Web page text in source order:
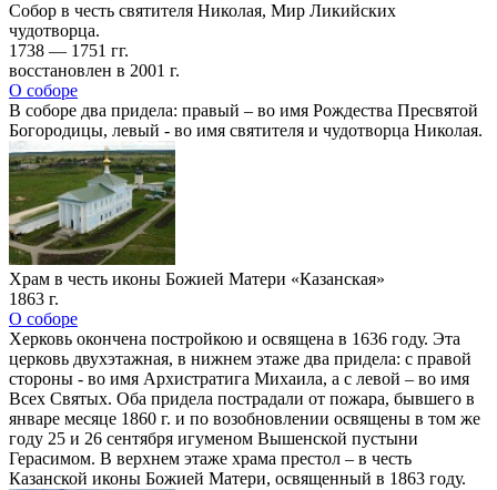
Собор в честь святителя Николая, Мир Ликийских
чудотворца.
1738 — 1751 гг.
восстановлен в 2001 г.
О соборе
В соборе два придела: правый – во имя Рождества Пресвятой
Богородицы, левый - во имя святителя и чудотворца Николая.
Храм в честь иконы Божией Матери «Казанская»
1863 г.
О соборе
Херковь окончена постройкою и освящена в 1636 году. Эта
церковь двухэтажная, в нижнем этаже два придела: с правой
стороны - во имя Архистратига Михаила, а с левой – во имя
Всех Святых. Оба придела пострадали от пожара, бывшего в
январе месяце 1860 г. и по возобновлении освящены в том же
году 25 и 26 сентября игуменом Вышенской пустыни
Герасимом. В верхнем этаже храма престол – в честь
Казанской иконы Божией Матери, освященный в 1863 году.